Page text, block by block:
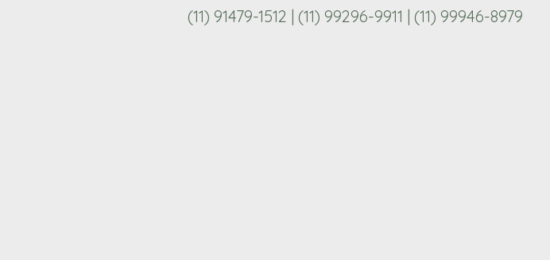
(11) 91479-1512 | (11) 99296-9911 | (11) 99946-8979